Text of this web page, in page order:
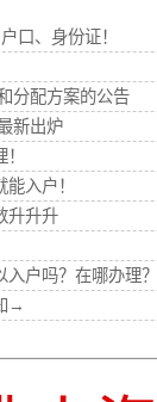
口、身份证！
分配方案的公告
新出炉
入户！
升升升
户吗？在哪办理？
→